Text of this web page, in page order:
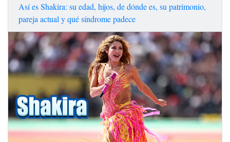
Así es Shakira: su edad, hijos, de dónde es, su patrimonio,
pareja actual y qué síndrome padece